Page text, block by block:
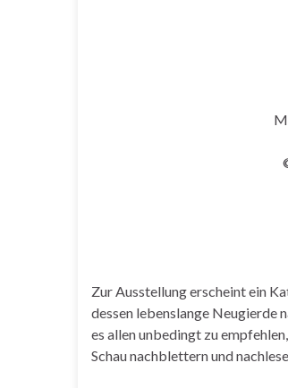
Zur Ausstellung erscheint ein
dessen lebenslange Neugierde
es allen unbedingt zu
Schau nachblettern und